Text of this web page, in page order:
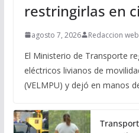
restringirlas en
agosto 7, 2026 Redaccion web
El Ministerio de Transporte
eléctricos livianos de
(VELMPU) y dejó en manos